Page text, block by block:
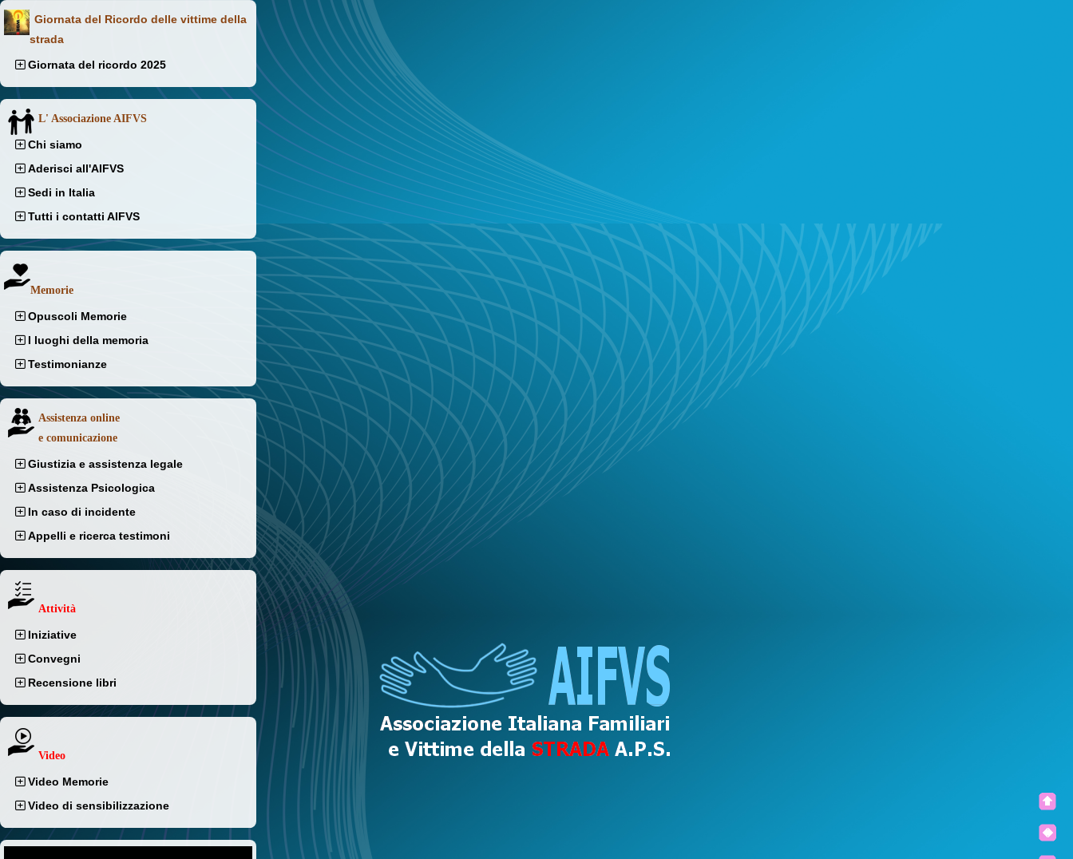
Giornata del Ricordo delle vittime della
strada
Giornata del ricordo 2025
L' Associazione AIFVS
Chi siamo
Aderisci all'AIFVS
Sedi in Italia
Tutti i contatti AIFVS
Memorie
Opuscoli Memorie
I luoghi della memoria
Testimonianze
Assistenza online
e comunicazione
Giustizia e assistenza legale
Assistenza Psicologica
In caso di incidente
Appelli e ricerca testimoni
Attività
Iniziative
Convegni
Recensione libri
Video
Video Memorie
Video di sensibilizzazione